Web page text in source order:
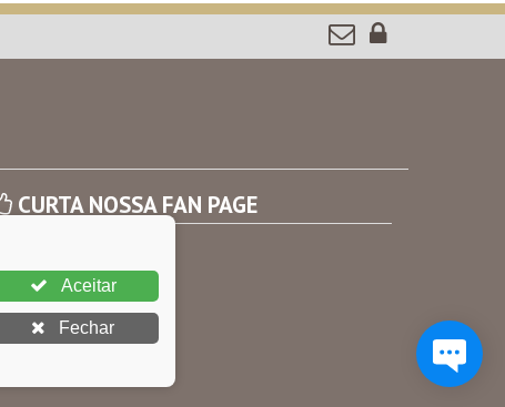
CURTA NOSSA FAN PAGE
Aceitar
Fechar